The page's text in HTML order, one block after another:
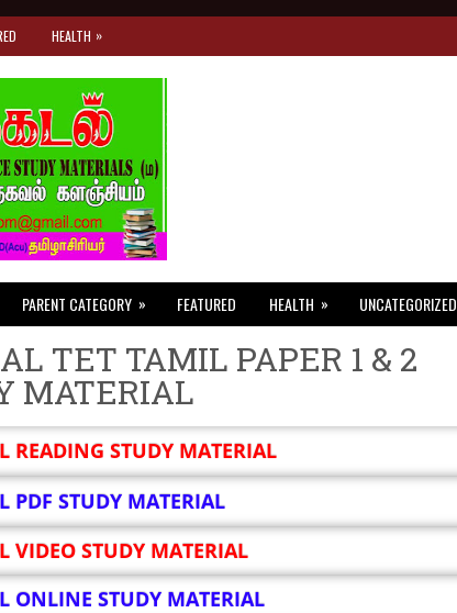
HEALTH »
PARENT CATEGORY » FEATURED HEALTH » UNCATEGORIZED
TET TAMIL PAPER 1 & 2
MATERIAL
READING STUDY MATERIAL
PDF STUDY MATERIAL
VIDEO STUDY MATERIAL
ONLINE STUDY MATERIAL